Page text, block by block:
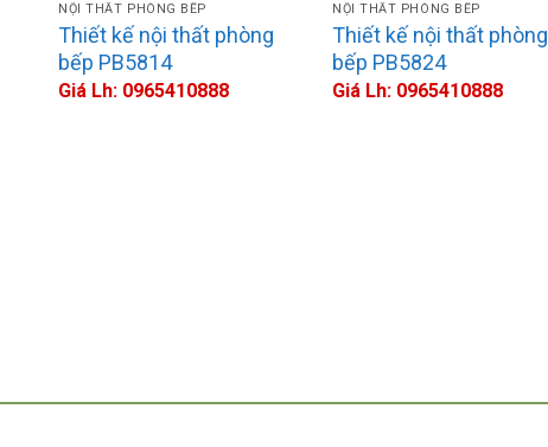
NỘI THẤT PHÒNG BẾP
Thiết kế nội thất phòng
bếp PB5814
Giá Lh: 0965410888
NỘI THẤT PHÒNG BẾP
Thiết kế nội thất phòng
bếp PB5824
Giá Lh: 0965410888